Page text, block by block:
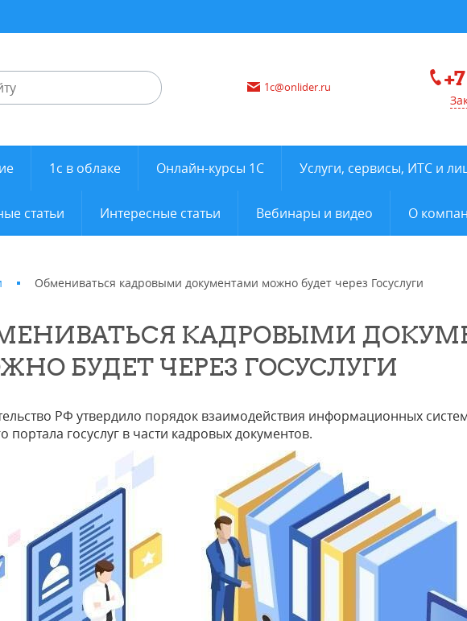
1c@onlider.ru
1с в облаке Онлайн-курсы 1С Услуги, сервисы, ИТС и
статьи Интересные статьи Вебинары и видео О
Обмениваться кадровыми документами можно будет через Госуслуги
КАДРОВЫМИ
БУДЕТ ЧЕРЕЗ ГОСУСЛУГИ
РФ утвердило порядок взаимодействия информационных
портала госуслуг в части кадровых документов.